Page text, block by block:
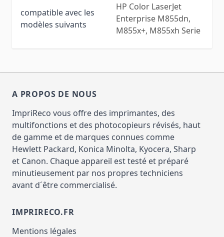
compatible avec les
modèles suivants
HP Color LaserJet
Enterprise M855dn,
M855x+, M855xh Serie
A PROPOS DE NOUS
ImpriReco vous offre des imprimantes, des
multifonctions et des photocopieurs révisés, haut
de gamme et de marques connues comme
Hewlett Packard, Konica Minolta, Kyocera, Sharp
et Canon. Chaque appareil est testé et préparé
minutieusement par nos propres techniciens
avant d´être commercialisé.
IMPRIRECO.FR
Mentions légales